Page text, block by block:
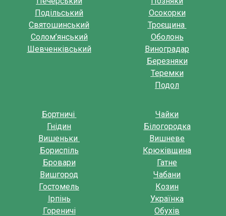
Подільський
Святошинський
Солом’янський
Шевченківський
Осокорки
Троєщина
Оболонь
Виноградар
Березняки
Теремки
Подол
Бортничі
Гнідин
Вишеньки
Бориспіль
Бровари
Вишгород
Гостомель
Ірпінь
Гореничі
Чайки
Білогородка
Вишневе
Крюківщина
Гатне
Чабани
Козин
Українка
Обухів